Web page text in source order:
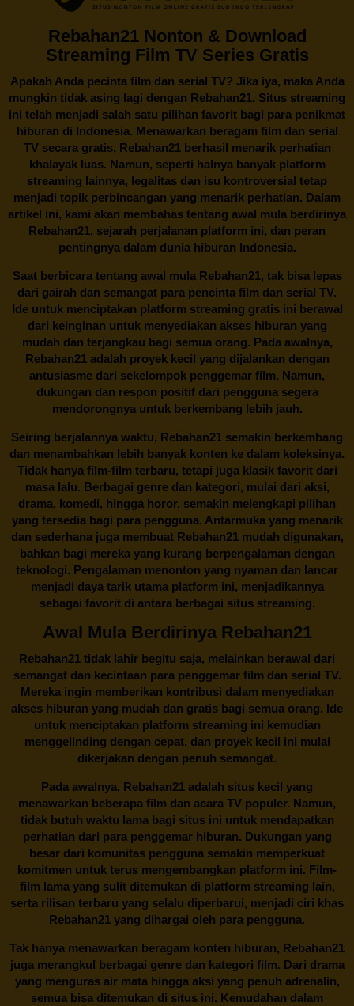
Rebahan21 Nonton & Download
Streaming Film TV Series Gratis
Apakah Anda pecinta film dan serial TV? Jika iya, maka Anda
mungkin tidak asing lagi dengan Rebahan21. Situs streaming
ini telah menjadi salah satu pilihan favorit bagi para penikmat
hiburan di Indonesia. Menawarkan beragam film dan serial
TV secara gratis, Rebahan21berhasil menarik perhatian
khalayak luas. Namun, seperti halnya banyak platform
streaming lainnya, legalitas dan isu kontroversial tetap
menjadi topik perbincangan yang menarik perhatian. Dalam
artikel ini, kami akan membahas tentang awal mula berdirinya
Rebahan21, sejarah perjalanan platform ini, dan peran
pentingnya dalam dunia hiburan Indonesia.
Saat berbicara tentang awal mula Rebahan21, tak bisa lepas
dari gairah dan semangat para pencinta film dan serial TV.
Ide untuk menciptakan platform streaming gratis ini berawal
dari keinginan untuk menyediakan akses hiburan yang
mudah dan terjangkau bagi semua orang. Pada awalnya,
Rebahan21 adalah proyek kecil yang dijalankan dengan
antusiasme dari sekelompok penggemar film. Namun,
dukungan dan respon positif dari pengguna segera
mendorongnya untuk berkembang lebih jauh.
Seiring berjalannya waktu, Rebahan21 semakin berkembang
dan menambahkan lebih banyak konten ke dalam koleksinya.
Tidak hanya film-film terbaru, tetapi juga klasik favorit dari
masa lalu. Berbagai genre dan kategori, mulai dari aksi,
drama, komedi, hingga horor, semakin melengkapi pilihan
yang tersedia bagi para pengguna. Antarmuka yang menarik
dan sederhana juga membuatRebahan21mudah digunakan,
bahkan bagi mereka yang kurang berpengalaman dengan
teknologi. Pengalaman menonton yang nyaman dan lancar
menjadi daya tarik utama platform ini, menjadikannya
sebagai favorit di antara berbagai situs streaming.
Awal Mula Berdirinya Rebahan21
Rebahan21 tidak lahir begitu saja, melainkan berawal dari
semangat dan kecintaan para penggemar film dan serial TV.
Mereka ingin memberikan kontribusi dalam menyediakan
akses hiburan yang mudah dan gratis bagi semua orang. Ide
untuk menciptakan platform streaming ini kemudian
menggelinding dengan cepat, dan proyek kecil ini mulai
dikerjakan dengan penuh semangat.
Pada awalnya, Rebahan21 adalah situs kecil yang
menawarkan beberapa film dan acara TV populer. Namun,
tidak butuh waktu lama bagi situs ini untuk mendapatkan
perhatian dari para penggemar hiburan. Dukungan yang
besar dari komunitas pengguna semakin memperkuat
komitmen untuk terus mengembangkan platform ini. Film-
film lama yang sulit ditemukan di platform streaming lain,
serta rilisan terbaru yang selalu diperbarui, menjadi ciri khas
Rebahan21 yang dihargai oleh para pengguna.
Tak hanya menawarkan beragam konten hiburan, Rebahan21
juga merangkul berbagai genre dan kategori film. Dari drama
yang menguras air mata hingga aksi yang penuh adrenalin,
semua bisa ditemukan di situs ini. Kemudahan dalam